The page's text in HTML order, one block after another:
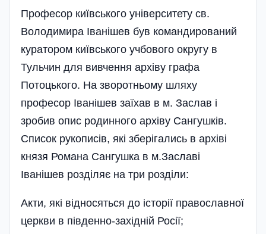
Професор київського університету св.
Володимира Іванішев був командирований
куратором київського учбового округу в
Тульчин для вивчення архіву графа
Потоцького. На зворотньому шляху
професор Іванішев заїхав в м. Заслав і
зробив опис родинного архіву Сангушків.
Список рукописів, які зберігались в архіві
князя Романа Сангушка в м.Заславі
Іванішев розділяє на три розділи:
Акти, які відносяться до історії православної
церкви в південно-західній Росії;